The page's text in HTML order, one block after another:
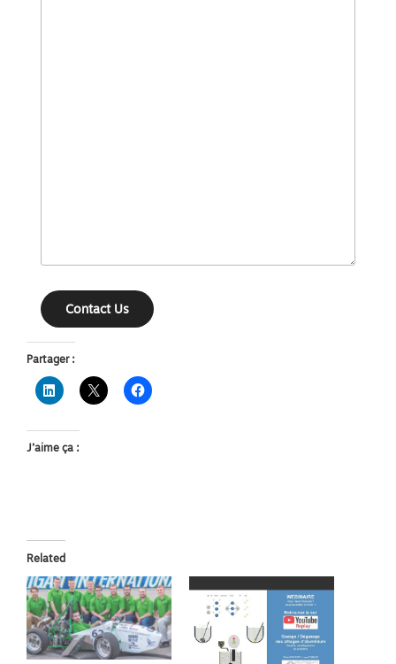
Contact Us
Partager :
J’aime ça :
Related